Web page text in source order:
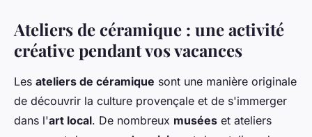
Ateliers de céramique : une activité
créative pendant vos vacances
Les ateliers de céramique sont une manière originale
de découvrir la culture provençale et de s'immerger
dans l'art local. De nombreux musées et ateliers